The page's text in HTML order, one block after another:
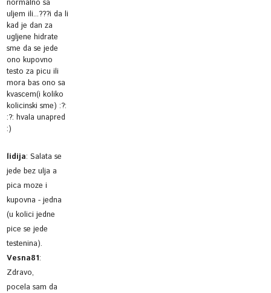
normalno sa
uljem ili...???i da li
kad je dan za
ugljene hidrate
sme da se jede
ono kupovno
testo za picu ili
mora bas ono sa
kvascem(i koliko
kolicinski sme) :?:
:?: hvala unapred
:)
lidija:Salata se
jede bez ulja a
pica moze i
kupovna - jedna
(u kolici jedne
pice se jede
testenina).
Vesna81:
Zdravo,
pocela sam da